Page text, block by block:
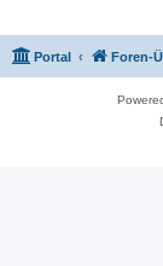
Portal Foren-